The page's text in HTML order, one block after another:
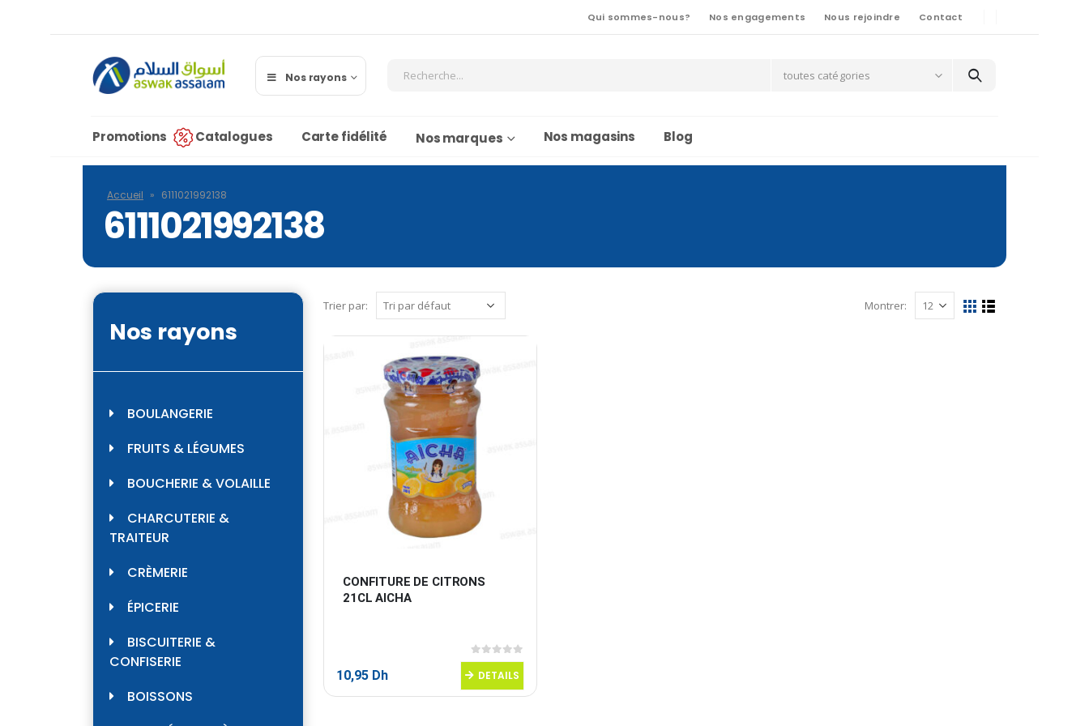
Qui sommes-nous? Nos engagements Nous rejoindre Contact
Nos rayons toutes catégories
Promotions Catalogues Carte fidélité Nos marques Nos magasins Blog
Accueil » 6111021992138
6111021992138
Trier par: Montrer:
CONFITURE DE CITRONS
21CL AICHA
0sur 5
10,95 Dh DETAILS
Nos rayons
BOULANGERIE
FRUITS & LÉGUMES
BOUCHERIE & VOLAILLE
CHARCUTERIE &
TRAITEUR
CRÈMERIE
ÉPICERIE
BISCUITERIE &
CONFISERIE
BOISSONS